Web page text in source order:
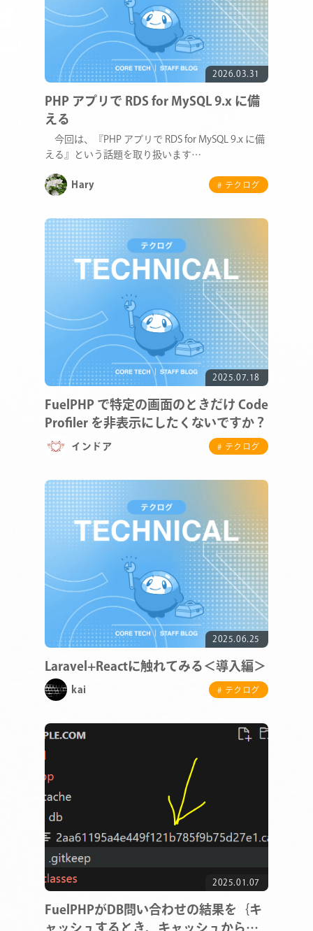
2026.03.31
PHP アプリで RDS for MySQL 9.x に備
える
今回は、『PHP アプリで RDS for MySQL 9.x に備
える』という話題を取り扱います…
Hary # テクログ
2025.07.18
FuelPHP で特定の画面のときだけ Code
Profiler を非表示にしたくないですか？
インドア # テクログ
2025.06.25
Laravel+Reactに触れてみる＜導入編＞
kai # テクログ
2025.01.07
FuelPHPがDB問い合わせの結果を｛キ
ャッシュするとき、キャッシュから結